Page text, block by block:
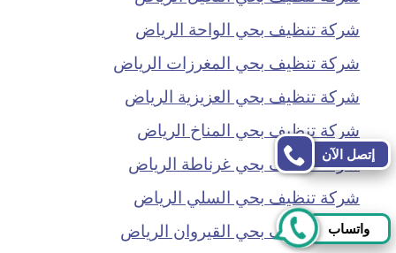
شركة تنظيف بحي الواحة الرياض
شركة تنظيف بحي المغرزات الرياض
شركة تنظيف بحي العزيزية الرياض
شركة تنظيف بحي المناخ الرياض
شركة تنظيف بحي غرناطة الرياض
شركة تنظيف بحي السلي الرياض
شركة تنظيف بحي القيروان الرياض
إتصل الآن
واتساب